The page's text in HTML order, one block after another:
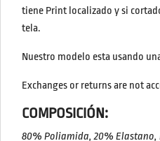
tiene Print localizado y si
tela.
Nuestro modelo esta usando
Exchanges or returns are not
COMPOSICIÓN:
80% Poliamida, 20% Elastano,